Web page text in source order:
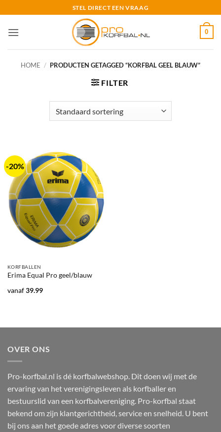
naar
inhoud
STEL DIRECT EEN VRAAG
0
HOME / PRODUCTEN GETAGGED “KORFBAL GEEL BLAUW”
FILTER
-20%
KORFBALLEN
Erima Equal Pro geel/blauw
vanaf39.99
OVER ONS
Pro-korfbal.nl is dé korfbalwebshop. Dit doen wij met de
ervaring van het verenigingsleven als korfballer en
bestuurslid van een korfbalvereniging. Pro-korfbal staat
bekend om zijn klantgerichtheid, service en snelheid. U bent
bij ons aan het goede adres voor diverse soorten